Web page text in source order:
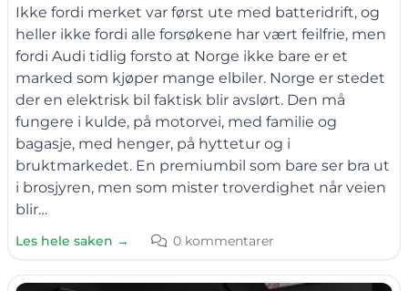
Ikke fordi merket var først ute med batteridrift, og
heller ikke fordi alle forsøkene har vært feilfrie, men
fordi Audi tidlig forsto at Norge ikke bare er et
marked som kjøper mange elbiler. Norge er stedet
der en elektrisk bil faktisk blir avslørt. Den må
fungere i kulde, på motorvei, med familie og
bagasje, med henger, på hyttetur og i
bruktmarkedet. En premiumbil som bare ser bra ut
i brosjyren, men som mister troverdighet når veien
blir…
Les hele saken → 0 kommentarer